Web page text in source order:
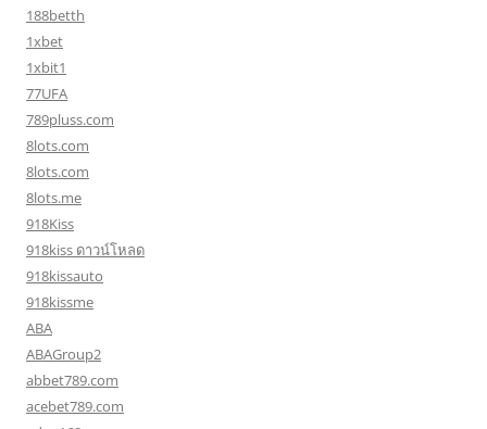
188betth
1xbet
1xbit1
77UFA
789pluss.com
8lots.com
8lots.com
8lots.me
918Kiss
918kiss ดาวน์โหลด
918kissauto
918kissme
ABA
ABAGroup2
abbet789.com
acebet789.com